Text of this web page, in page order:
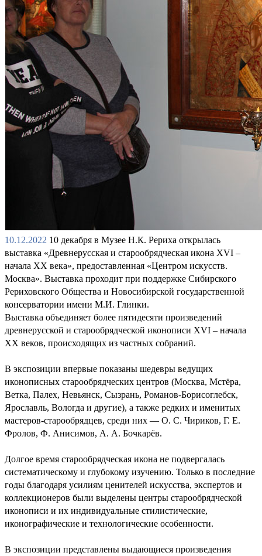
10.12.2022 10 декабря в Музее Н.К. Рериха открылась
выставка «Древнерусская и старообрядческая икона XVI –
начала XX века», предоставленная «Центром искусств.
Москва». Выставка проходит при поддержке Сибирского
Рериховского Общества и Новосибирской государственной
консерватории имени М.И. Глинки.
Выставка объединяет более пятидесяти произведений
древнерусской и старообрядческой иконописи XVI – начала
XX веков, происходящих из частных собраний.
В экспозиции впервые показаны шедевры ведущих
иконописных старообрядческих центров (Москва, Мстёра,
Ветка, Палех, Невьянск, Сызрань, Романов-Борисоглебск,
Ярославль, Вологда и другие), а также редких и именитых
мастеров-старообрядцев, среди них — О. С. Чириков, Г. Е.
Фролов, Ф. Анисимов, А. А. Бочкарёв.
Долгое время старообрядческая икона не подвергалась
систематическому и глубокому изучению. Только в последние
годы благодаря усилиям ценителей искусства, экспертов и
коллекционеров были выделены центры старообрядческой
иконописи и их индивидуальные стилистические,
иконографические и технологические особенности.
В экспозиции представлены выдающиеся произведения